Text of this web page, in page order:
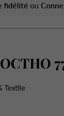
fidélité ou
Textile